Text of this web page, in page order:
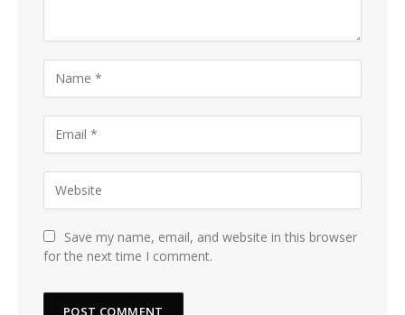
Save my name, email, and website in this browser
for the next time I comment.